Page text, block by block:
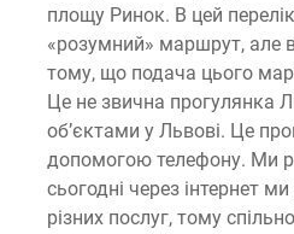
площу Ринок. В цей
«розумний» маршрут, але
тому, що подача цього
Це не звична прогулянка
об’єктами у Львові. Це
допомогою телефону. Ми
сьогодні через інтернет
різних послуг, тому